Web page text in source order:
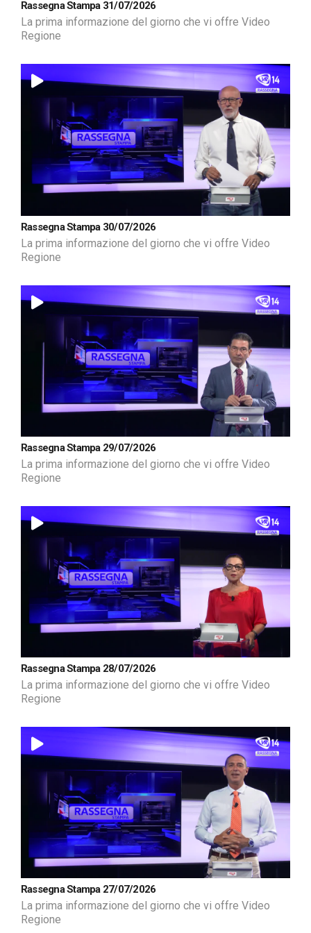
Rassegna Stampa 31/07/2026
La prima informazione del giorno che vi offre Video
Regione
Rassegna Stampa 30/07/2026
La prima informazione del giorno che vi offre Video
Regione
Rassegna Stampa 29/07/2026
La prima informazione del giorno che vi offre Video
Regione
Rassegna Stampa 28/07/2026
La prima informazione del giorno che vi offre Video
Regione
Rassegna Stampa 27/07/2026
La prima informazione del giorno che vi offre Video
Regione